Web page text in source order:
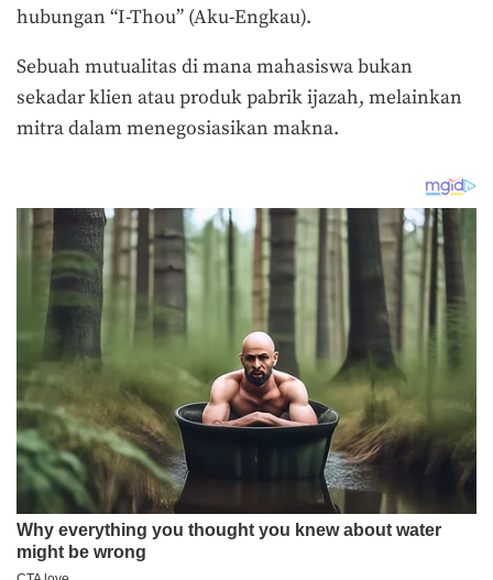
hubungan “I-Thou” (Aku-Engkau).
Sebuah mutualitas di mana mahasiswa bukan
sekadar klien atau produk pabrik ijazah, melainkan
mitra dalam menegosiasikan makna.